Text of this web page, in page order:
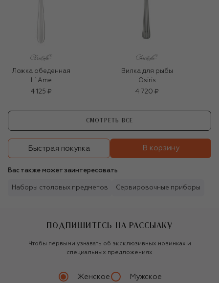
Ложка обеденная
L`Ame
4 125 ₽
Вилка для рыбы
Osiris
4 720 ₽
СМОТРЕТЬ ВСЕ
Быстрая покупка В корзину
Вас также может заинтересовать
Наборы столовых предметов Сервировочные приборы
ПОДПИШИТЕСЬ НА РАССЫЛКУ
Чтобы первыми узнавать об эксклюзивных новинках и
специальных предложениях
Женское Мужское